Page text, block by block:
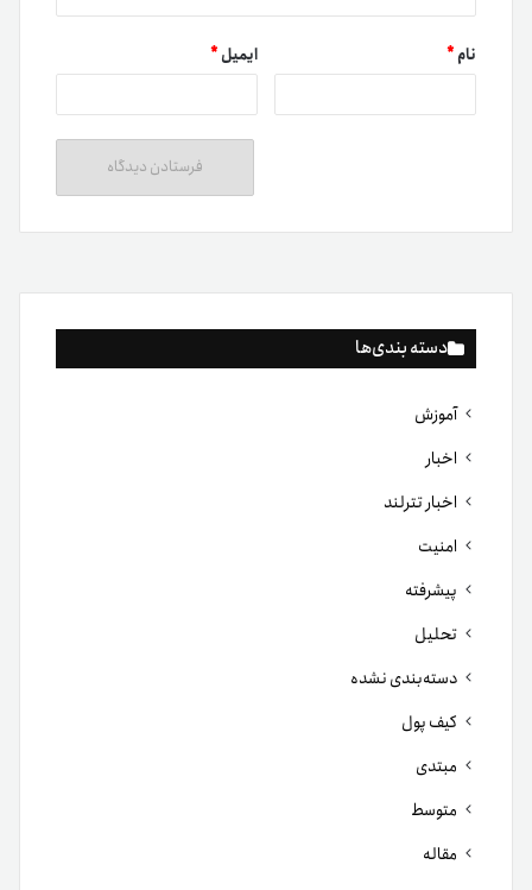
دسته بندی‌ها
آموزش
اخبار
اخبار تترلند
امنیت
پیشرفته
تحلیل
دسته‌بندی نشده
کیف پول
مبتدی
متوسط
مقاله
نام* ایمیل*